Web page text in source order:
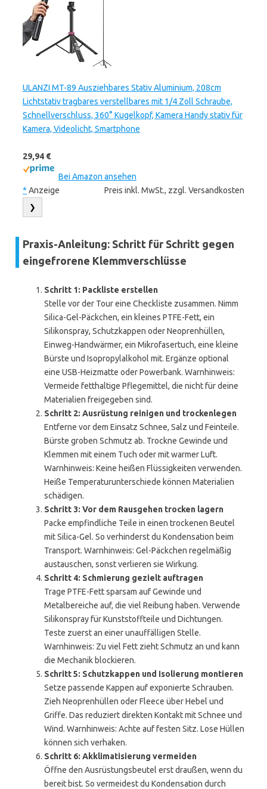
ULANZI MT-89 Ausziehbares Stativ Aluminium, 208cm
Lichtstativ tragbares verstellbares mit 1/4 Zoll Schraube,
Schnellverschluss, 360° Kugelkopf, Kamera Handy stativ für
Kamera, Videolicht, Smartphone
29,94 €
Bei Amazon ansehen
* Anzeige Preis inkl. MwSt., zzgl. Versandkosten
❯
Praxis-Anleitung: Schritt für Schritt gegen
eingefrorene Klemmverschlüsse
Schritt 1: Packliste erstellen
Stelle vor der Tour eine Checkliste zusammen. Nimm
Silica-Gel-Päckchen, ein kleines PTFE-Fett, ein
Silikonspray, Schutzkappen oder Neoprenhüllen,
Einweg-Handwärmer, ein Mikrofasertuch, eine kleine
Bürste und Isopropylalkohol mit. Ergänze optional
eine USB-Heizmatte oder Powerbank. Warnhinweis:
Vermeide fetthaltige Pflegemittel, die nicht für deine
Materialien freigegeben sind.
Schritt 2: Ausrüstung reinigen und trockenlegen
Entferne vor dem Einsatz Schnee, Salz und Feinteile.
Bürste groben Schmutz ab. Trockne Gewinde und
Klemmen mit einem Tuch oder mit warmer Luft.
Warnhinweis: Keine heißen Flüssigkeiten verwenden.
Heiße Temperaturunterschiede können Materialien
schädigen.
Schritt 3: Vor dem Rausgehen trocken lagern
Packe empfindliche Teile in einen trockenen Beutel
mit Silica-Gel. So verhinderst du Kondensation beim
Transport. Warnhinweis: Gel-Päckchen regelmäßig
austauschen, sonst verlieren sie Wirkung.
Schritt 4: Schmierung gezielt auftragen
Trage PTFE-Fett sparsam auf Gewinde und
Metalbereiche auf, die viel Reibung haben. Verwende
Silikonspray für Kunststoffteile und Dichtungen.
Teste zuerst an einer unauffälligen Stelle.
Warnhinweis: Zu viel Fett zieht Schmutz an und kann
die Mechanik blockieren.
Schritt 5: Schutzkappen und Isolierung montieren
Setze passende Kappen auf exponierte Schrauben.
Zieh Neoprenhüllen oder Fleece über Hebel und
Griffe. Das reduziert direkten Kontakt mit Schnee und
Wind. Warnhinweis: Achte auf festen Sitz. Lose Hüllen
können sich verhaken.
Schritt 6: Akklimatisierung vermeiden
Öffne den Ausrüstungsbeutel erst draußen, wenn du
bereit bist. So vermeidest du Kondensation durch